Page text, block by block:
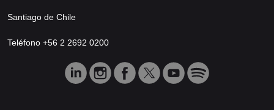
Santiago de Chile
Teléfono +56 2 2692 0200